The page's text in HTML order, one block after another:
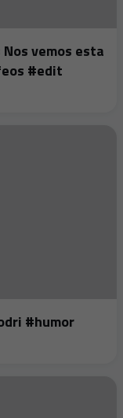
Nos vemos esta
#humor